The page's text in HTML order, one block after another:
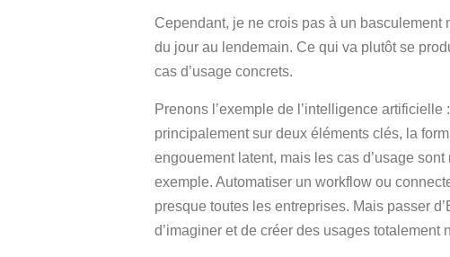
Cependant, je ne crois pas à un basculement
du jour au lendemain. Ce qui va plutôt se
cas d’usage concrets.
Prenons l’exemple de l’intelligence
principalement sur deux éléments clés, la
engouement latent, mais les cas d’usage
exemple. Automatiser un workflow ou
presque toutes les entreprises. Mais passer
d’imaginer et de créer des usages totalement